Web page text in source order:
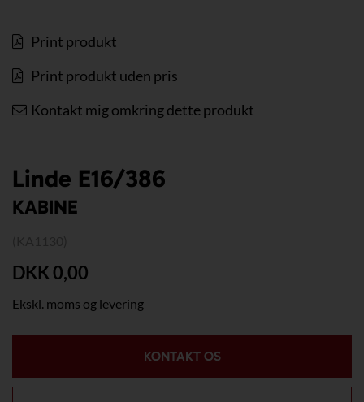
Print produkt
Print produkt uden pris
Kontakt mig omkring dette produkt
Linde E16/386
KABINE
DKK 0,00
Ekskl. moms og levering
KONTAKT OS